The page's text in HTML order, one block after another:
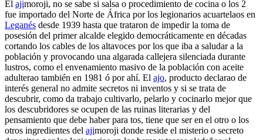
El ajimoroji, no se sabe si salsa o procedimiento de cocina o los 2
fue importado del Norte de África por los legionarios acuartelaos en
Leganés desde 1939 hasta que trataron de impedir la toma de
posesión del primer alcalde elegido democráticamente en décadas
cortando los cables de los altavoces por los que iba a saludar a la
población y provocando una algarada callejera silenciada durante
lustros, como el envenamiento masivo de la población con aceite
adulterao también en 1981 ó por ahí. El ajo, producto declarao de
interés general no admite secretos ni inventos y si se trata de
descubrir, como da trabajo cultivarlo, pelarlo y cocinarlo mejor que
los descubridores se ocupen de las ruinas literarias y del
pensamiento que debe haber para tos, tiene que ser en el otro o los
otros ingredientes del ajimoroji donde reside el misterio o secreto